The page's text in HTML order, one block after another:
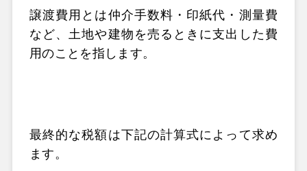
譲渡費用とは仲介手数料・印紙代・測量費
など、土地や建物を売るときに支出した費
用のことを指します。
最終的な税額は下記の計算式によって求め
ます。